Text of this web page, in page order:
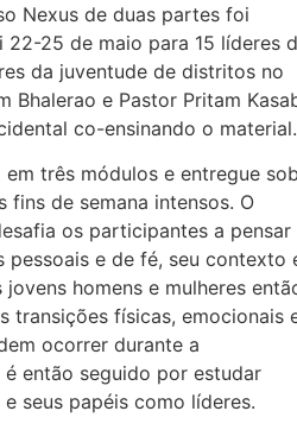
Nexus de duas partes foi
22-25 de maio para 15 líderes
da juventude de distritos no
Bhalerao e Pastor Pritam
co-ensinando o material.
três módulos e entregue
fins de semana intensos. O
os participantes a pensar
pessoais e de fé, seu contexto
jovens homens e mulheres
transições físicas, emocionais
ocorrer durante a
é então seguido por estudar
seus papéis como líderes.